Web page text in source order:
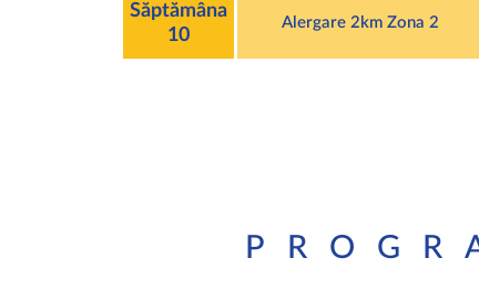
Săptămâna
10
Alergare 2km Zona 2